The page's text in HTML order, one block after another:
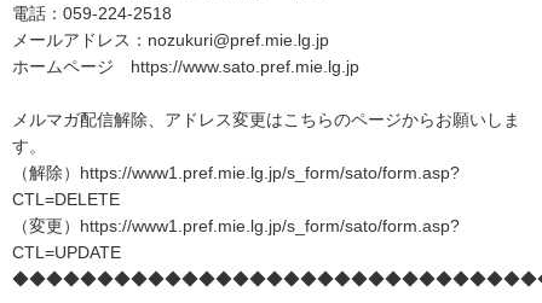
電話：059-224-2518
メールアドレス：nozukuri@pref.mie.lg.jp
ホームページ https://www.sato.pref.mie.lg.jp
メルマガ配信解除、アドレス変更はこちらのページからお願いしま
す。
（解除）https://www1.pref.mie.lg.jp/s_form/sato/form.asp?
CTL=DELETE
（変更）https://www1.pref.mie.lg.jp/s_form/sato/form.asp?
CTL=UPDATE